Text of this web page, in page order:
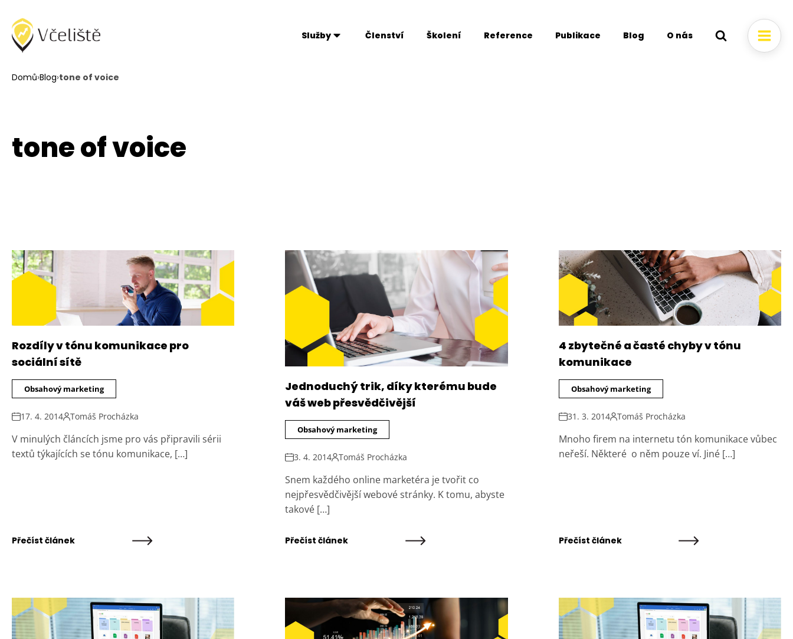
Služby Členství Školení Reference Publikace Blog O nás
Domů›Blog›tone of voice
tone of voice
Rozdíly v tónu komunikace pro
sociální sítě
Obsahový marketing
17. 4. 2014 Tomáš Procházka
V minulých článcích jsme pro vás připravili sérii
textů týkajících se tónu komunikace, […]
Přečíst článek
Jednoduchý trik, díky kterému bude
váš web přesvědčivější
Obsahový marketing
3. 4. 2014 Tomáš Procházka
Snem každého online marketéra je tvořit co
nejpřesvědčivější webové stránky. K tomu, abyste
takové […]
Přečíst článek
4 zbytečné a časté chyby v tónu
komunikace
Obsahový marketing
31. 3. 2014 Tomáš Procházka
Mnoho firem na internetu tón komunikace vůbec
neřeší. Některé o něm pouze ví. Jiné […]
Přečíst článek